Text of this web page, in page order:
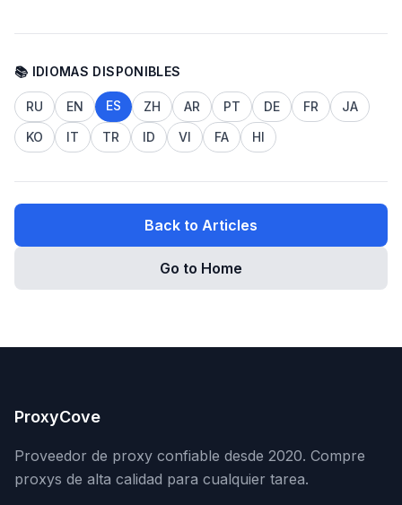
📚 IDIOMAS DISPONIBLES
RU EN ES ZH AR PT DE FR
JA
KO
IT TR ID VI FA HI
Back to Articles
Go to Home
ProxyCove
Proveedor de proxy confiable desde 2020. Compre
proxys de alta calidad para cualquier tarea.